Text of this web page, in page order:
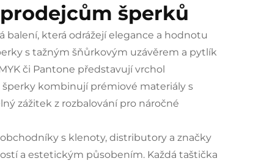
šperků
která odrážejí elegance a hodnotu
s tažným šňůrkovým uzávěrem a pytlík
či Pantone představují vrchol
kombinují prémiové materiály s
zážitek z rozbalování pro náročné
s klenoty, distributory a značky
a estetickým působením. Každá taštička